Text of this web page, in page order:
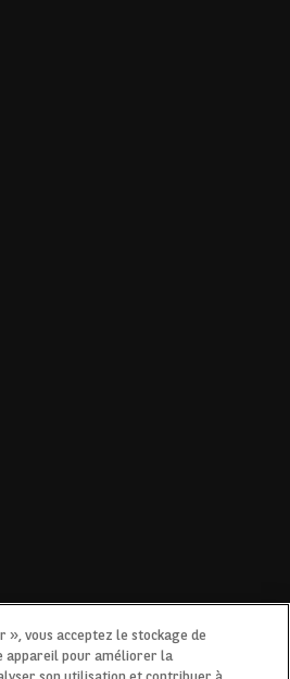
la vie.
», vous acceptez le stockage de
appareil pour améliorer la